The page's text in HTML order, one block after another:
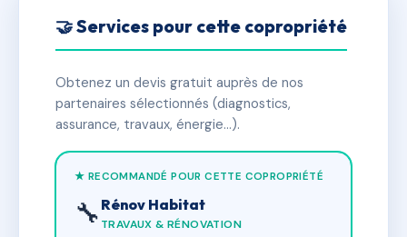
🤝 Services pour cette copropriété
Obtenez un devis gratuit auprès de nos
partenaires sélectionnés (diagnostics,
assurance, travaux, énergie…).
★ RECOMMANDÉ POUR CETTE COPROPRIÉTÉ
🔧 Rénov Habitat
TRAVAUX & RÉNOVATION